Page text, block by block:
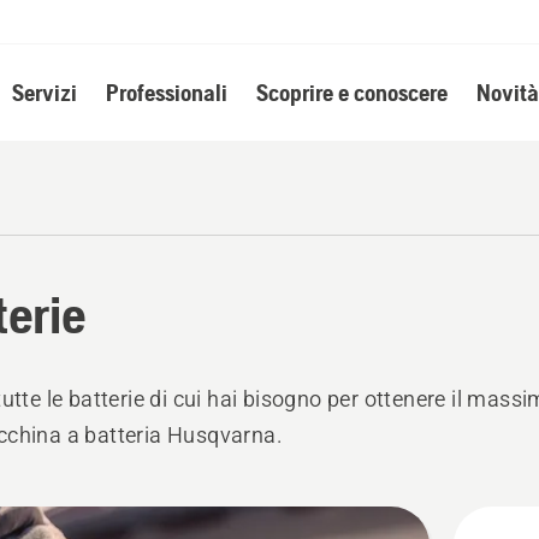
Servizi Professionali Scoprire e conoscere
le batterie di cui hai bisogno per ottenere il
a batteria Husqvarna.